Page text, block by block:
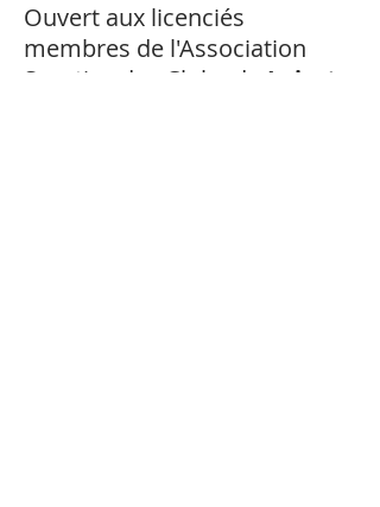
Ouvert aux licenciés
membres de l'Association
Sportive des Clubs du Loiret